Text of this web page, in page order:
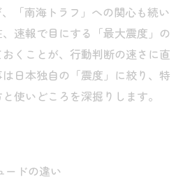
、「南海トラフ」への関心も続い
速報で目にする「最大震度」の
くことが、行動判断の速さに直
日本独自の「震度」に絞り、特
使いどころを深掘りします。
ードの違い